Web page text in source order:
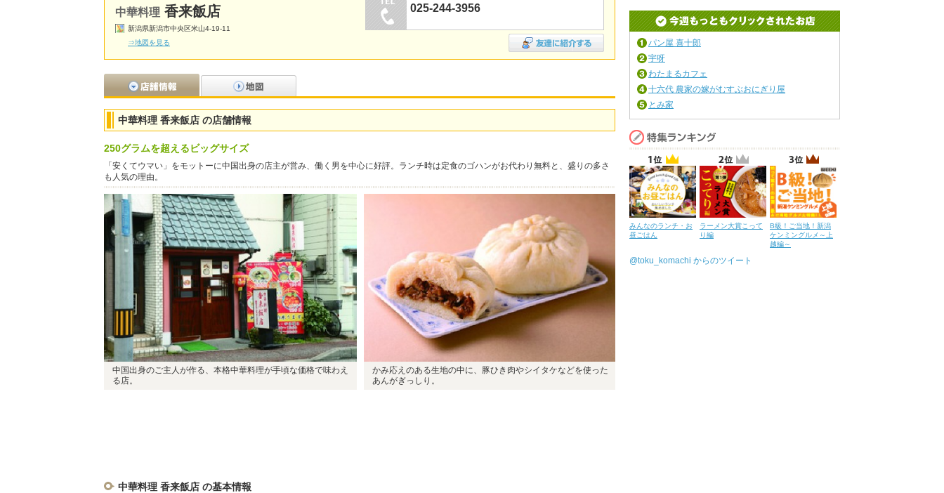
中華料理 香来飯店
新潟県新潟市中央区米山4-19-11
⇒地図を見る
025-244-3956
中華料理 香来飯店 の店舗情報
250グラムを超えるビッグサイズ
「安くてウマい」をモットーに中国出身の店主が営み、働く男を中心に好評。ランチ時は定食のゴハンがお代わり無料と、盛りの多さ
も人気の理由。
中国出身のご主人が作る、本格中華料理が手頃な価格で味わえ
る店。
かみ応えのある生地の中に、豚ひき肉やシイタケなどを使った
あんがぎっしり。
中華料理 香来飯店 の基本情報
パン屋 喜十郎
宇呀
わたまるカフェ
十六代 農家の嫁がむすぶおにぎり屋
とみ家
みんなのランチ・お
昼ごはん
ラーメン大賞こって
り編
B級！ご当地！新潟
ケンミングルメ～上
越編～
@toku_komachi からのツイート